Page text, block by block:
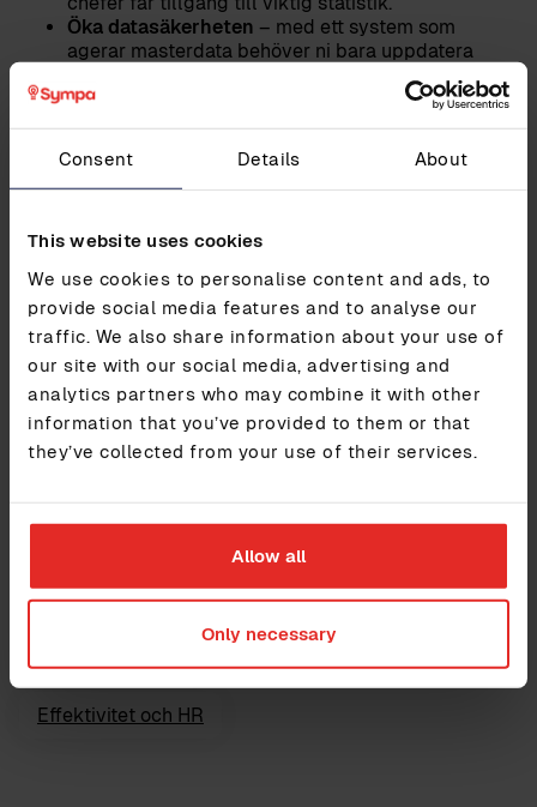
Consent Details About
This website uses cookies
We use cookies to personalise content and ads, to
provide social media features and to analyse our
traffic. We also share information about your use of
our site with our social media, advertising and
analytics partners who may combine it with other
information that you’ve provided to them or that
they’ve collected from your use of their services.
Allow all
Only necessary
Öka datasäkerheten – med ett system som
agerar masterdata behöver ni bara uppdatera
information på ett ställe, vilket minskar risken för
fel och utdaterad information.
Tillgång till fler funktioneroch system som är
bäst inom sina respektive områden.
Ska du upphandla ett nytt HR-
system?
Läs vår guide som ger dig värdefulla tips på vägen:
Effektivitet och HR